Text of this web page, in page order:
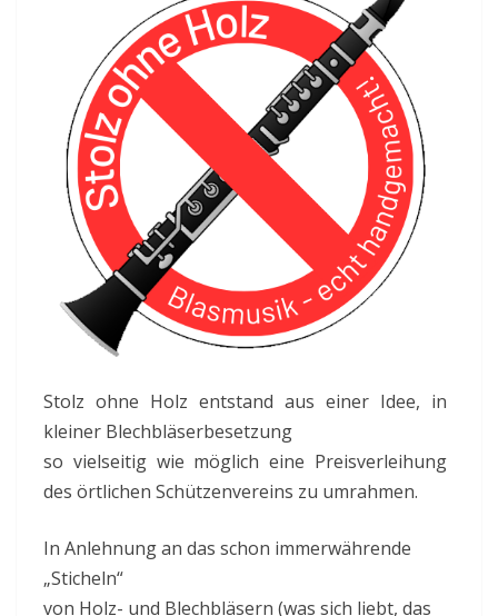
Stolz ohne Holz entstand aus einer Idee, in
kleiner Blechbläserbesetzung
so vielseitig wie möglich eine Preisverleihung
des örtlichen Schützenvereins zu umrahmen.
In Anlehnung an das schon immerwährende
„Sticheln“
von Holz- und Blechbläsern (was sich liebt, das